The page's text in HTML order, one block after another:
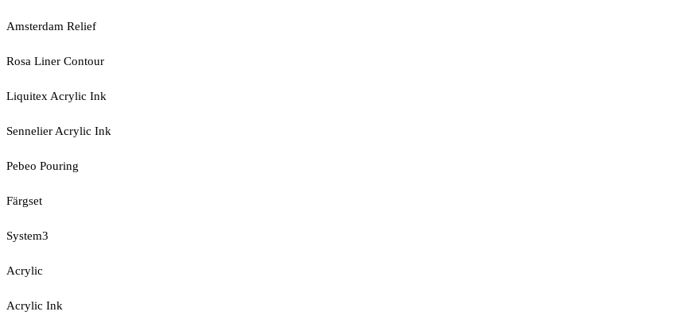
Amsterdam Relief
Rosa Liner Contour
Liquitex Acrylic Ink
Sennelier Acrylic Ink
Pebeo Pouring
Färgset
System3
Acrylic
Acrylic Ink